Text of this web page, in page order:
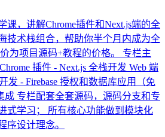
课，讲解Chrome插件和Next.js端的全
技术栈组合，帮助你半个月内成为全
为项目源码+教程的价格。 专栏主
插件 - Next.js 全栈开发 Web 端
发 - Firebase 授权和数据库应用（免
成 专栏配套全套源码，源码分支和专
式学习； 所有核心功能做到模块化
序设计理念。